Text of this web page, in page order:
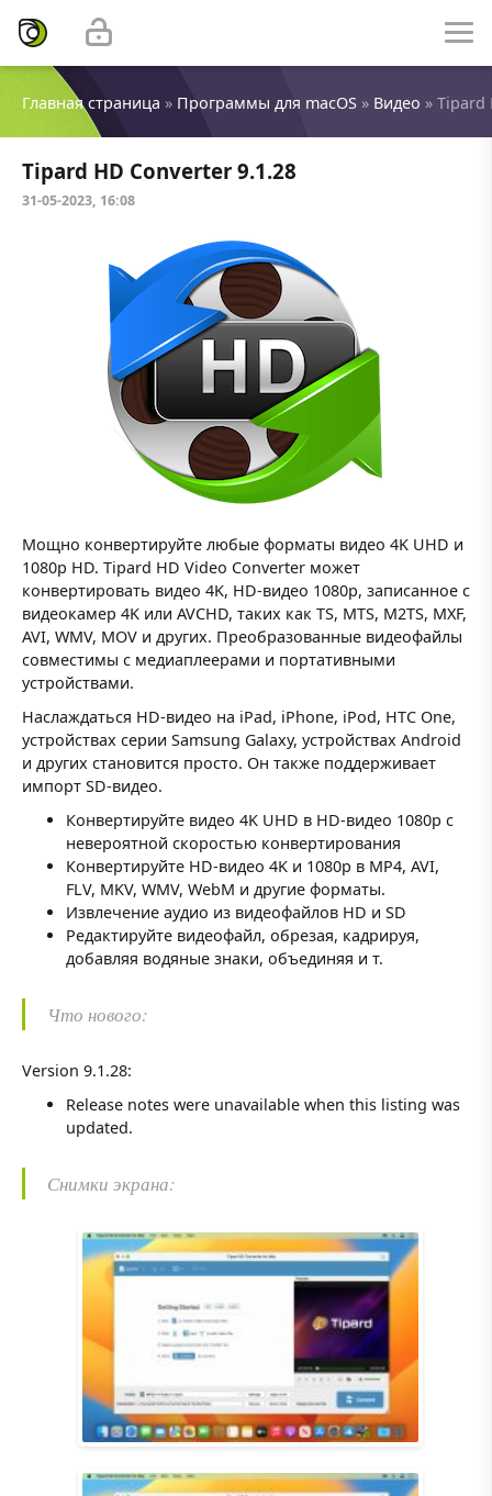
Главная страница » Программы для macOS » Видео » Tipard
Tipard HD Converter 9.1.28
31-05-2023, 16:08
Мощно конвертируйте любые форматы видео 4K UHD и
1080p HD. Tipard HD Video Converter может
конвертировать видео 4K, HD-видео 1080p, записанное с
видеокамер 4K или AVCHD, таких как TS, MTS, M2TS, MXF,
AVI, WMV, MOV и других. Преобразованные видеофайлы
совместимы с медиаплеерами и портативными
устройствами.
Наслаждаться HD-видео на iPad, iPhone, iPod, HTC One,
устройствах серии Samsung Galaxy, устройствах Android
и других становится просто. Он также поддерживает
импорт SD-видео.
Конвертируйте видео 4K UHD в HD-видео 1080p с
невероятной скоростью конвертирования
Конвертируйте HD-видео 4K и 1080p в MP4, AVI,
FLV, MKV, WMV, WebM и другие форматы.
Извлечение аудио из видеофайлов HD и SD
Редактируйте видеофайл, обрезая, кадрируя,
добавляя водяные знаки, объединяя и т.
Что нового:
Version 9.1.28:
Release notes were unavailable when this listing was
updated.
Снимки экрана: